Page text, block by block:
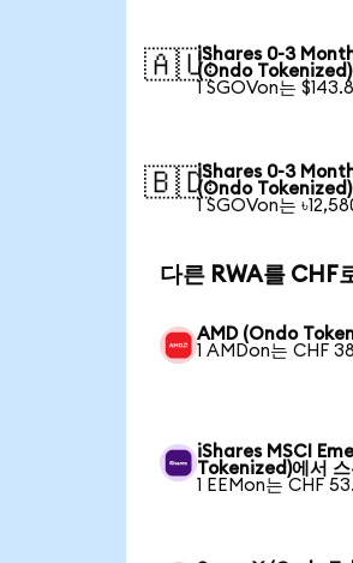
🇦🇺iShares 0-3
(Ondo Tokenized)
1 SGOVon는
🇧🇩iShares 0-3
(Ondo Tokenized)
1 SGOVon는
다른 RWA를 CHF
AMD (Ondo
1 AMDon는 CHF
iShares MSCI
Tokenized)에서
1 EEMon는 CHF